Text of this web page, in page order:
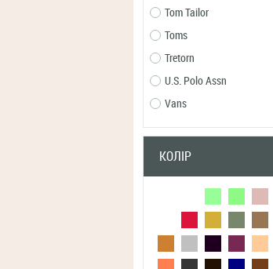
Tom Tailor
Toms
Tretorn
U.S. Polo Assn
Vans
КОЛІР